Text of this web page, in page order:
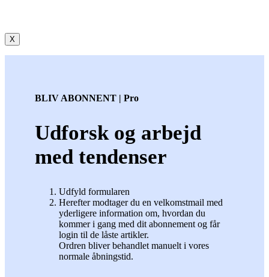
X
BLIV ABONNENT | Pro
Udforsk og arbejd
med tendenser
Udfyld formularen
Herefter modtager du en velkomstmail med
yderligere information om, hvordan du
kommer i gang med dit abonnement og får
login til de låste artikler.
Ordren bliver behandlet manuelt i vores
normale åbningstid.